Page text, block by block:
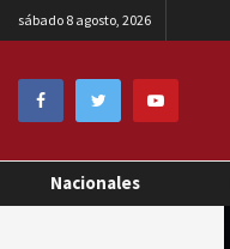
sábado 8 agosto, 2026
Nacionales